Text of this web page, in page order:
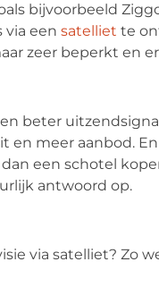
bijvoorbeeld
via een satelliet te
zeer beperkt en
beter
meer aanbod.
een schotel
antwoord op.